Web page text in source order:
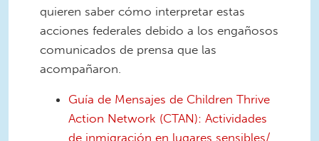
quieren saber cómo interpretar estas
acciones federales debido a los engañosos
comunicados de prensa que las
acompañaron.
Guía de Mensajes de Children Thrive
Action Network (CTAN): Actividades
de inmigración en lugares sensibles/